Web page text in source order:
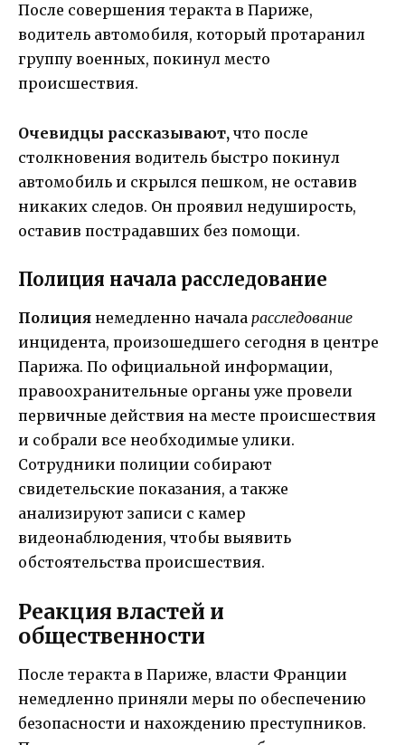
После совершения теракта в Париже,
водитель автомобиля, который протаранил
группу военных, покинул место
происшествия.
Очевидцы рассказывают, что после
столкновения водитель быстро покинул
автомобиль и скрылся пешком, не оставив
никаких следов. Он проявил недуширость,
оставив пострадавших без помощи.
Полиция начала расследование
Полиция немедленно начала расследование
инцидента, произошедшего сегодня в центре
Парижа. По официальной информации,
правоохранительные органы уже провели
первичные действия на месте происшествия
и собрали все необходимые улики.
Сотрудники полиции собирают
свидетельские показания, а также
анализируют записи с камер
видеонаблюдения, чтобы выявить
обстоятельства происшествия.
Реакция властей и
общественности
После теракта в Париже, власти Франции
немедленно приняли меры по обеспечению
безопасности и нахождению преступников.